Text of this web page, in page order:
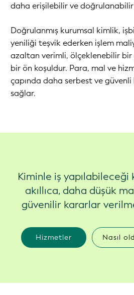
daha erişilebilir ve
Doğrulanmış kurumsal kimlik,
yeniliği teşvik ederken işlem
azaltan verimli, ölçeklenebilir bir
bir ön koşuldur. Para, mal ve
çapında daha serbest ve güvenli
sağlar.
Kiminle iş yapılabileceği
akıllıca, daha düşük
güvenilir kararlar
Hizmetler Nasıl